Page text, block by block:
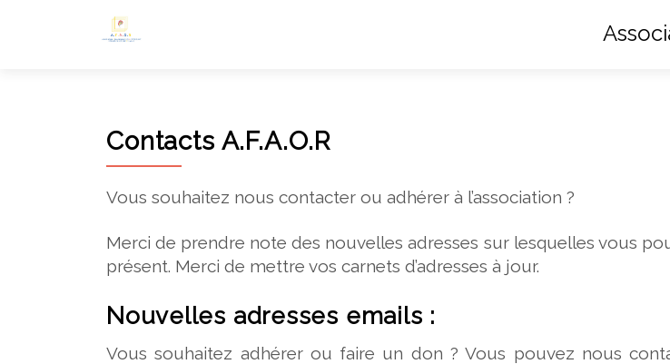
Contacts A.F.A.O.R
Vous souhaitez nous contacter ou adhérer à l’association ?
Merci de prendre note des nouvelles adresses sur lesquelles vous
présent. Merci de mettre vos carnets d’adresses à jour.
Nouvelles adresses emails :
Vous souhaitez adhérer ou faire un don ? Vous pouvez nous